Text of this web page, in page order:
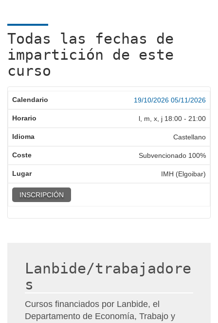
Todas las fechas de
impartición de este
curso
19/10/2026 05/11/2026
l, m, x, j 18:00 - 21:00
Castellano
Subvencionado 100%
IMH (Elgoibar)
INSCRIPCIÓN
Lanbide/trabajadore
s
Cursos financiados por Lanbide, el
Departamento de Economía, Trabajo y